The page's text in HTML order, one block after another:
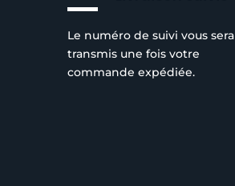
Le numéro de suivi vous sera
transmis une fois votre
commande expédiée.